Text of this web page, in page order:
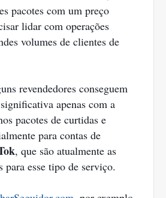
pacotes com um preço
lidar com operações
volumes de clientes de
revendedores conseguem
apenas com a
pacotes de curtidas e
para contas de
, que são atualmente as
para esse tipo de serviço.